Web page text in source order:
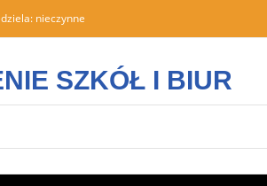
nieczynne
SZKÓŁ I BIUR